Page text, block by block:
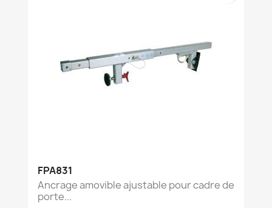
FPA831
Ancrage amovible ajustable pour cadre de
porte...